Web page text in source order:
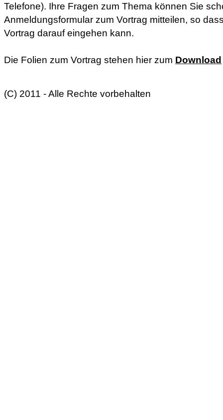
Telefone). Ihre Fragen zum Thema können Sie
Anmeldungsformular zum Vortrag mitteilen, so
Vortrag darauf eingehen kann.
Die Folien zum Vortrag stehen hier zum Download
(C) 2011 - Alle Rechte vorbehalten